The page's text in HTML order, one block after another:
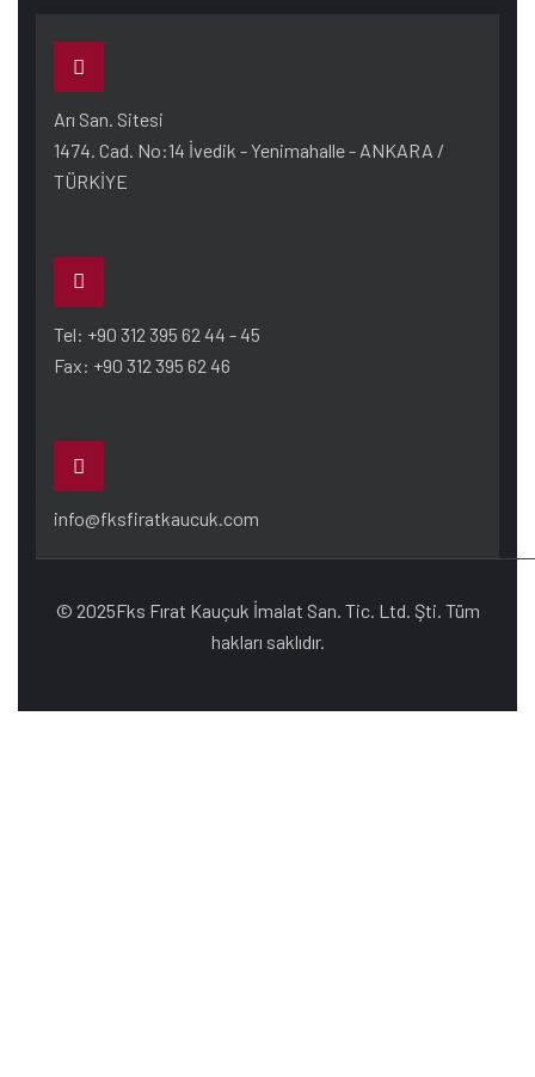
Arı San. Sitesi
1474. Cad. No:14 İvedik - Yenimahalle - ANKARA /
TÜRKİYE
Tel: +90 312 395 62 44 - 45
Fax: +90 312 395 62 46
info@fksfiratkaucuk.com
© 2025Fks Fırat Kauçuk İmalat San. Tic. Ltd. Şti. Tüm
hakları saklıdır.